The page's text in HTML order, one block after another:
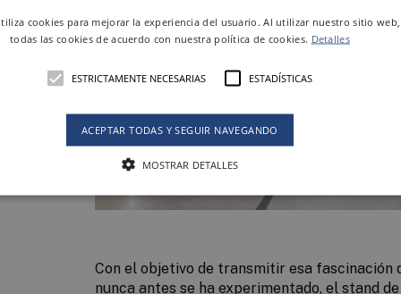
Con el objetivo de transmitir esa fascinación
nunca antes se ha experimentado, el stand
cookies para mejorar la experiencia del usuario. Al utilizar nuestro sitio
todas las cookies de acuerdo con nuestra política de cookies. Detalles
ESTRICTAMENTE NECESARIAS ESTADÍSTICAS
ACEPTAR TODAS Y SEGUIR NAVEGANDO
MOSTRAR DETALLES